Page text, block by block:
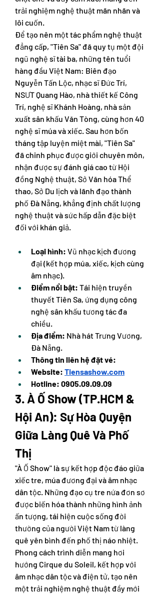
trải nghiệm nghệ thuật mãn nhãn và
lôi cuốn.
Để tạo nên một tác phẩm nghệ thuật
đẳng cấp, "Tiên Sa" đã quy tụ một đội
ngũ nghệ sĩ tài ba, những tên tuổi
hàng đầu Việt Nam: Biên đạo
Nguyễn Tấn Lộc, nhạc sĩ Đức Trí,
NSƯT Quang Hào, nhà thiết kế Công
Trí, nghệ sĩ Khánh Hoàng, nhà sản
xuất sân khấu Văn Tòng, cùng hơn 40
nghệ sĩ múa và xiếc. Sau hơn bốn
tháng tập luyện miệt mài, "Tiên Sa"
đã chinh phục được giới chuyên môn,
nhận được sự đánh giá cao từ Hội
đồng Nghệ thuật, Sở Văn hóa Thể
thao, Sở Du lịch và lãnh đạo thành
phố Đà Nẵng, khẳng định chất lượng
nghệ thuật và sức hấp dẫn đặc biệt
đối với khán giả.
Loại hình: Vũ nhạc kịch đương
đại (kết hợp múa, xiếc, kịch cùng
âm nhạc).
Điểm nổi bật: Tái hiện truyền
thuyết Tiên Sa, ứng dụng công
nghệ sân khấu tương tác đa
chiều.
Địa điểm: Nhà hát Trưng Vương,
Đà Nẵng.
Thông tin liên hệ đặt vé:
Website: Tiensashow.com
Hotline: 0905.09.09.09
3. À Ố Show (TP.HCM &
Hội An): Sự Hòa Quyện
Giữa Làng Quê Và Phố
Thị
"À Ố Show" là sự kết hợp độc đáo giữa
xiếc tre, múa đương đại và âm nhạc
dân tộc. Những đạo cụ tre nứa đơn sơ
được biến hóa thành những hình ảnh
ấn tượng, tái hiện cuộc sống đời
thường của người Việt Nam từ làng
quê yên bình đến phố thị náo nhiệt.
Phong cách trình diễn mang hơi
hướng Cirque du Soleil, kết hợp với
âm nhạc dân tộc và điện tử, tạo nên
một trải nghiệm nghệ thuật đầy mới